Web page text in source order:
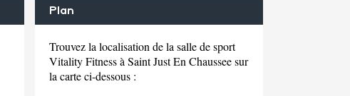
Plan
Trouvez la localisation de la salle de sport
Vitality Fitness à Saint Just En Chaussee sur
la carte ci-dessous :